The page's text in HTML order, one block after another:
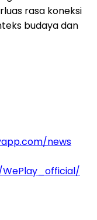
rasa koneksi
budaya dan
news